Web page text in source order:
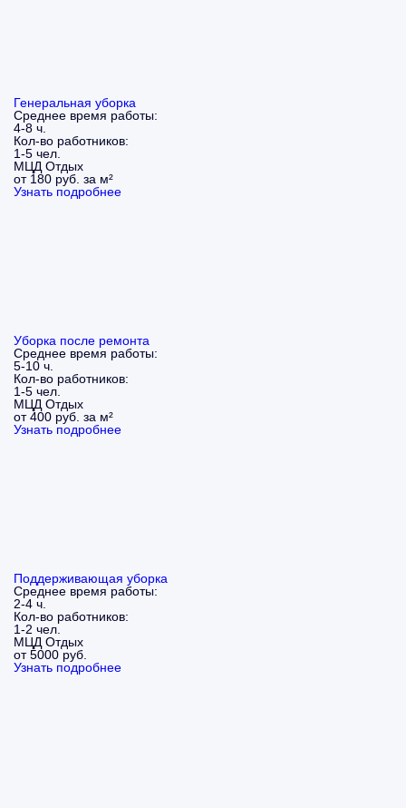
Генеральная уборка
Среднее время работы:
4-8 ч.
Кол-во работников:
1-5 чел.
МЦД Отдых
от 180 руб. за м²
Узнать подробнее
Уборка после ремонта
Среднее время работы:
5-10 ч.
Кол-во работников:
1-5 чел.
МЦД Отдых
от 400 руб. за м²
Узнать подробнее
Поддерживающая уборка
Среднее время работы:
2-4 ч.
Кол-во работников:
1-2 чел.
МЦД Отдых
от 5000 руб.
Узнать подробнее